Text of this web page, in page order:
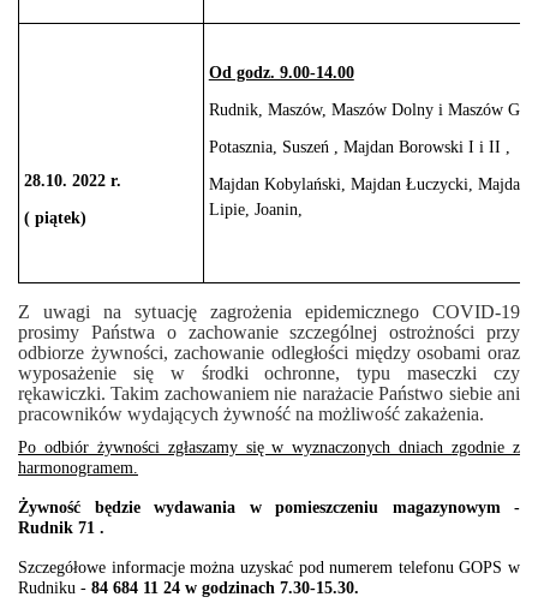
28.10. 2022 r.
( piątek)
Od godz. 9.00-14.00
Rudnik, Maszów, Maszów Dolny i Maszów
Potasznia, Suszeń , Majdan Borowski I i II ,
Majdan Kobylański, Majdan Łuczycki, Majdan
Lipie, Joanin,
Z uwagi na sytuację zagrożenia epidemicznegoCOVID-19
prosimy Państwa o zachowanie szczególnej ostrożności przy
odbiorze żywności, zachowanie odległości między osobami oraz
wyposażenie się w środki ochronne, typu maseczki czy
rękawiczki.Takim zachowaniem nie narażacie Państwo siebie ani
pracowników wydających żywność na możliwość zakażenia.
Po odbiór żywności zgłaszamy się w wyznaczonych dniachzgodnie z
harmonogramem.
Żywność będzie wydawania w pomieszczeniu magazynowym -
Rudnik 71 .
Szczegółowe informacje można uzyskać pod numerem telefonu GOPS w
Rudniku - 84 684 11 24 w godzinach 7.30-15.30.